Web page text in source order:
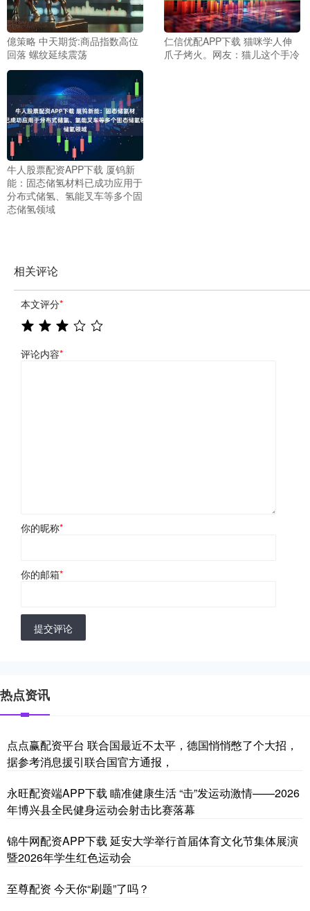
億策略 中天期货:商品指数高位
回落 螺纹延续震荡
仁信优配APP下载 猫咪学人伸
爪子烤火。网友：猫儿这个手冷
牛人股票配资APP下载 厦钨新
能：固态储氢材料已成功应用于
分布式储氢、氢能叉车等多个固
态储氢领域
相关评论
本文评分*
评论内容*
你的昵称*
你的邮箱*
提交评论
热点资讯
点点赢配资平台 联合国最近不太平，德国悄悄憋了个大招，
据参考消息援引联合国官方通报，
永旺配资端APP下载 瞄准健康生活 “击”发运动激情——2026
年博兴县全民健身运动会射击比赛落幕
锦牛网配资APP下载 延安大学举行首届体育文化节集体展演
暨2026年学生红色运动会
至尊配资 今天你“刷题”了吗？